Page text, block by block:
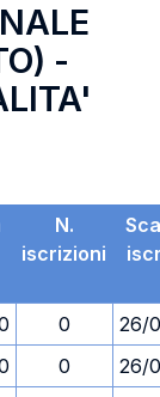
-
N.
iscrizioni
0
26/
0
26/